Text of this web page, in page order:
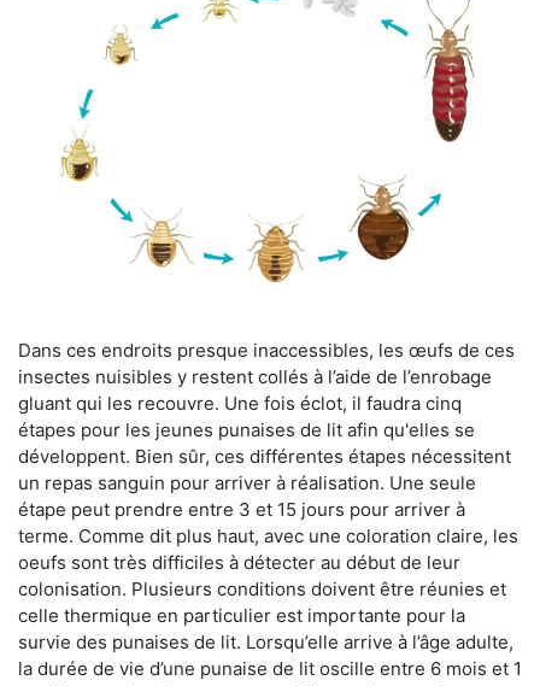
Dans ces endroits presque inaccessibles, les œufs de ces
insectes nuisibles y restent collés à l’aide de l’enrobage
gluant qui les recouvre. Une fois éclot, il faudra cinq
étapes pour les jeunes punaises de lit afin qu'elles se
développent. Bien sûr, ces différentes étapes nécessitent
un repas sanguin pour arriver à réalisation. Une seule
étape peut prendre entre 3 et 15 jours pour arriver à
terme. Comme dit plus haut, avec une coloration claire, les
oeufs sont très difficiles à détecter au début de leur
colonisation. Plusieurs conditions doivent être réunies et
celle thermique en particulier est importante pour la
survie des punaises de lit. Lorsqu’elle arrive à l’âge adulte,
la durée de vie d’une punaise de lit oscille entre 6 mois et 1